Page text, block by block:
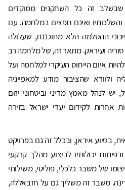
זה כל השחקנים ממוקדים
ואינם חפצים במלחמה. עם
ההסלמה הלא מתוכננת, שעלולה
סוריה ועיראק. מתאר זה, של מלחמה רב
איום הייחוס העיקרי למלחמה ועל
ולוודא שהציבור מודע למאפייניה
יש לנהל מאמץ מדיני וביטחוני יזום
אחרות לקידום יעדי ישראל בזירה
בסיוע איראן, ובכלל זה גם בפרויקט
יכולותיו לביצוע מהלך קרקעי
של משבר כלכלי, פוליטי, משילותי
משבר זה משליך גם על חזבאללה,